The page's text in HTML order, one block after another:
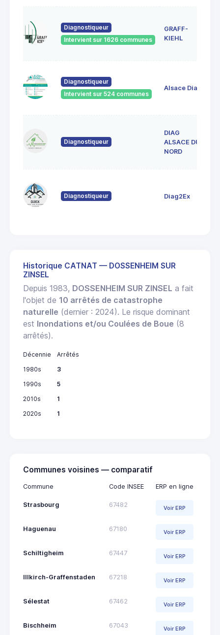
Diagnostiqueur
Intervient sur 1626 communes
GRAFF-
KIEHL
Diagnostiqueur
Intervient sur 524 communes
Alsace Diag
Diagnostiqueur
DIAG
ALSACE DU
NORD
Diagnostiqueur Diag2Ex
Historique CATNAT — DOSSENHEIM SUR
ZINSEL
Depuis 1983, DOSSENHEIM SUR ZINSEL a fait
l'objet de 10 arrêtés de catastrophe
naturelle (dernier : 2024). Le risque dominant
est Inondations et/ou Coulées de Boue (8
arrêtés).
Décennie
Arrêtés
1980s
3
1990s
5
2010s
1
2020s
1
Communes voisines — comparatif
Commune Code INSEE ERP en ligne
Strasbourg 67482 Voir ERP
Haguenau 67180 Voir ERP
Schiltigheim 67447 Voir ERP
Illkirch-Graffenstaden 67218 Voir ERP
Sélestat 67462 Voir ERP
Bischheim 67043 Voir ERP